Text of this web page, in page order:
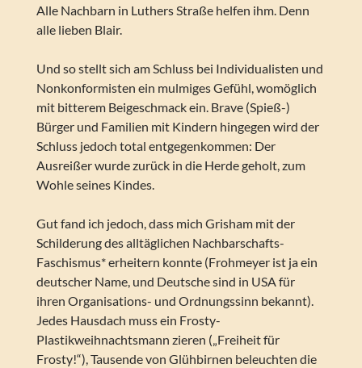
Alle Nachbarn in Luthers Straße helfen ihm. Denn
alle lieben Blair.
Und so stellt sich am Schluss bei Individualisten und
Nonkonformisten ein mulmiges Gefühl, womöglich
mit bitterem Beigeschmack ein. Brave (Spieß-)
Bürger und Familien mit Kindern hingegen wird der
Schluss jedoch total entgegenkommen: Der
Ausreißer wurde zurück in die Herde geholt, zum
Wohle seines Kindes.
Gut fand ich jedoch, dass mich Grisham mit der
Schilderung des alltäglichen Nachbarschafts-
Faschismus* erheitern konnte (Frohmeyer ist ja ein
deutscher Name, und Deutsche sind in USA für
ihren Organisations- und Ordnungssinn bekannt).
Jedes Hausdach muss ein Frosty-
Plastikweihnachtsmann zieren („Freiheit für
Frosty!“), Tausende von Glühbirnen beleuchten die